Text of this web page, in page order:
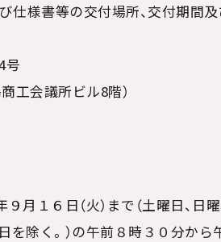
様書等の交付場所、交付期間
号
工会議所ビル8階）
月１６日（火）まで（土曜日、
を除く。）の午前８時３０分から